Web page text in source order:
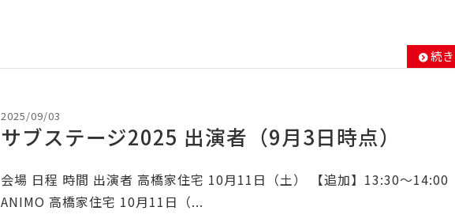
続
2025/09/03
サブステージ2025 出演者（9月3日時点）
会場 日程 時間 出演者 高橋家住宅 10月11日（土） 【追加】13:30～14:00
ANIMO 高橋家住宅 10月11日（...